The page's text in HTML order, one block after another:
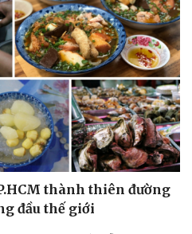
Giải trí
Nghệ sĩ
Thời trang
Sao Việt
thành thiên đường
đầu thế giới